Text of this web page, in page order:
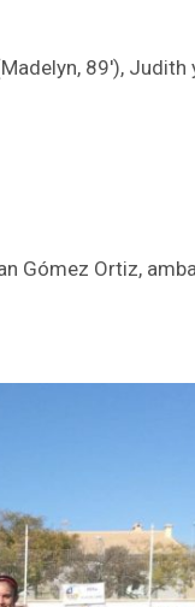
89′), Judith
Gómez Ortiz,